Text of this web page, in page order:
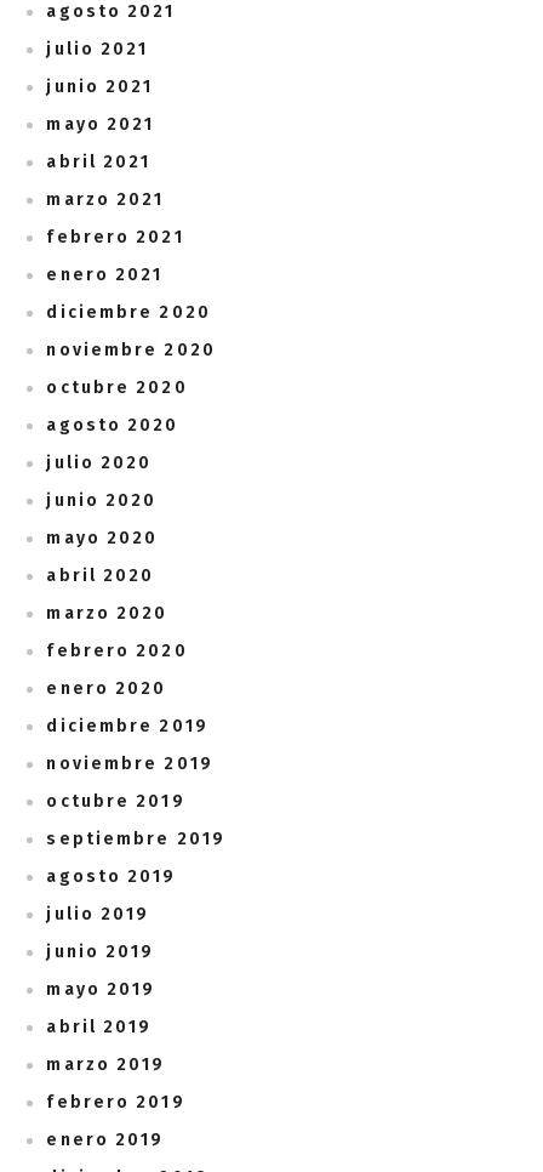
agosto 2021
julio 2021
junio 2021
mayo 2021
abril 2021
marzo 2021
febrero 2021
enero 2021
diciembre 2020
noviembre 2020
octubre 2020
agosto 2020
julio 2020
junio 2020
mayo 2020
abril 2020
marzo 2020
febrero 2020
enero 2020
diciembre 2019
noviembre 2019
octubre 2019
septiembre 2019
agosto 2019
julio 2019
junio 2019
mayo 2019
abril 2019
marzo 2019
febrero 2019
enero 2019